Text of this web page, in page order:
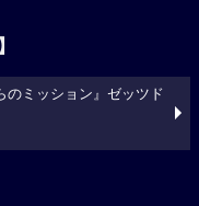
のミッション』ゼッツド